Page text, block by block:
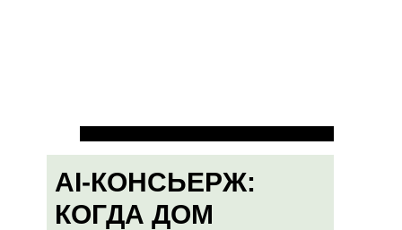
AI-КОНСЬЕРЖ:
КОГДА ДОМ